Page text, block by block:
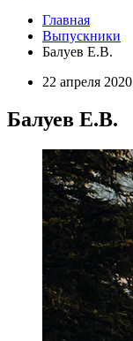
Главная
Выпускники
Балуев Е.В.
22 апреля 2020
Балуев Е.В.